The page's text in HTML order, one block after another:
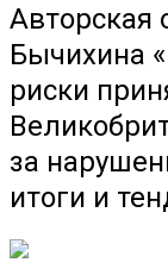
Авторская
Бычихина
риски
за
итоги и